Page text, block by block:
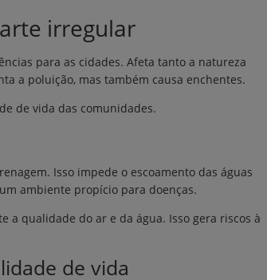
irregular
para as cidades. Afeta tanto a natureza
a poluição, mas também causa enchentes.
de vida das comunidades.
Isso impede o escoamento das águas
ambiente propício para doenças.
a qualidade do ar e da água. Isso gera riscos à
de vida